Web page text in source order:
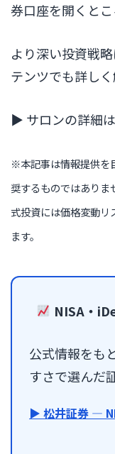
券口座を開くと
より深い投資戦
テンツでも詳しく
▶ サロンの詳細
※本記事は情報提供を
奨するものではありま
式投資には価格変動リ
ます。
NISA・
公式情報をも
すさで選んだ
▶ 松井証券 —